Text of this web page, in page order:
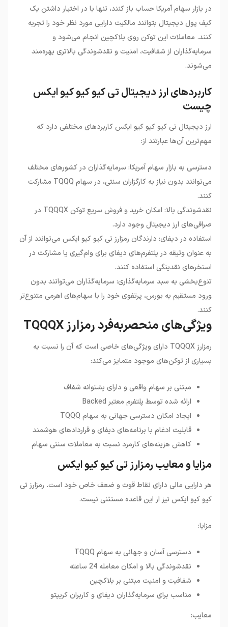
در بازار سهام آمریکا حساب باز کنند، تنها با در اختیار داشتن یک
کیف پول دیجیتال بتوانند مالکیت دارایی مورد نظر خود را تجربه
کنند. معاملات این توکن روی بلاکچین انجام می‌شود و
سرمایه‌گذاران از شفافیت، امنیت و نقدشوندگی بالاتری بهره‌مند
می‌شوند.
کاربردهای ارز دیجیتال تی کیو کیو کیو ایکس
چیست
ارز دیجیتال تی کیو کیو کیو ایکس کاربردهای مختلفی دارد که
مهم‌ترین آن‌ها عبارتند از:
دسترسی به بازار سهام آمریکا: سرمایه‌گذاران در کشورهای مختلف
می‌توانند بدون نیاز به کارگزاران سنتی، در سهام TQQQ مشارکت
کنند.
نقدشوندگی بالا: امکان خرید و فروش سریع توکن TQQQX در
صرافی‌های ارز دیجیتال وجود دارد.
استفاده در دیفای: دارندگان رمزارز تی کیو کیو ایکس می‌توانند از آن
به عنوان وثیقه در پلتفرم‌های دیفای برای وام‌گیری یا مشارکت در
استخرهای نقدینگی استفاده کنند.
تنوع‌بخشی به سبد سرمایه‌گذاری: سرمایه‌گذاران می‌توانند بدون
ورود مستقیم به بورس، پرتفوی خود را با سهام‌های اهرمی متنوع‌تر
کنند.
ویژگی‌های منحصربه‌فرد رمزارز TQQQX
رمزارز TQQQX دارای ویژگی‌های خاصی است که آن را نسبت به
بسیاری از توکن‌های موجود متمایز می‌کند:
مبتنی بر سهام واقعی و دارای پشتوانه شفاف
ارائه شده توسط پلتفرم معتبر Backed
ایجاد امکان دسترسی جهانی به سهام TQQQ
قابلیت ادغام با برنامه‌های دیفای و قراردادهای هوشمند
کاهش هزینه‌های کارمزد نسبت به معاملات سنتی سهام
مزایا و معایب رمزارز تی کیو کیو ایکس
هر دارایی مالی دارای نقاط قوت و ضعف خاص خود است. رمزارز تی
کیو کیو ایکس نیز از این قاعده مستثنی نیست.
مزایا:
دسترسی آسان و جهانی به سهام TQQQ
نقدشوندگی بالا و امکان معامله 24 ساعته
شفافیت و امنیت مبتنی بر بلاکچین
مناسب برای سرمایه‌گذاران دیفای و کاربران کریپتو
معایب: